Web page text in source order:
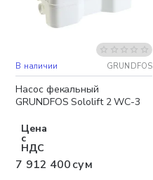
Бесплатная доставка
В наличии GRUNDFOS
Насос фекальный
GRUNDFOS Sololift 2 WC-3
Цена
с
НДС
7 912 400 сум